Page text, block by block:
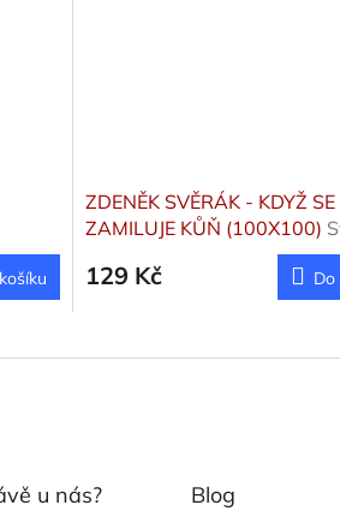
ZDENĚK SVĚRÁK - KDYŽ SE
ZAMILUJE KŮŇ (100X100)
129 Kč Do
u nás? Blog